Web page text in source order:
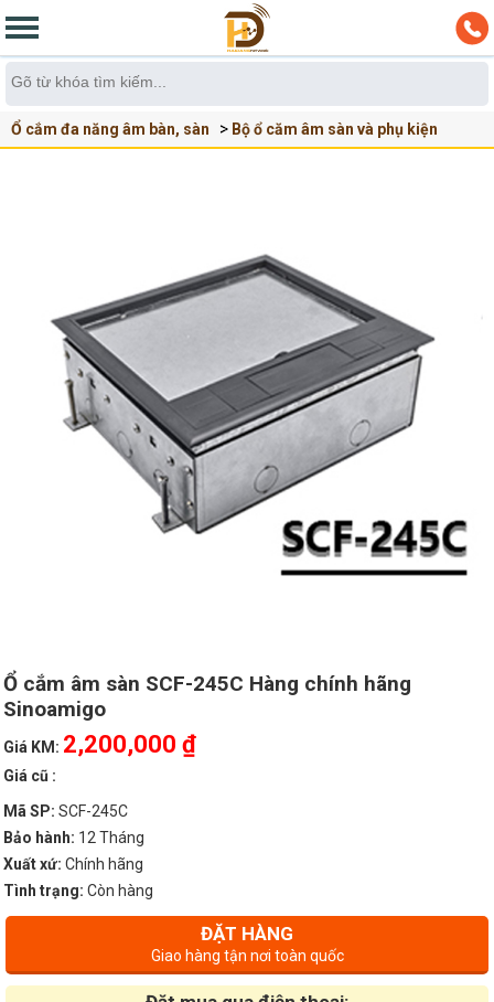
Ổ cắm đa năng âm bàn, sàn Bộ ổ căm âm sàn và phụ kiện
Ổ cắm âm sàn SCF-245C Hàng chính hãng
Sinoamigo
Giá KM: 2,200,000 ₫
Giá cũ :
Mã SP: SCF-245C
Bảo hành: 12 Tháng
Xuất xứ: Chính hãng
Tình trạng: Còn hàng
ĐẶT HÀNG
Giao hàng tận nơi toàn quốc